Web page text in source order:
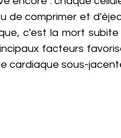
de comprimer et
c'est la mort
facteurs
cardiaque sous-